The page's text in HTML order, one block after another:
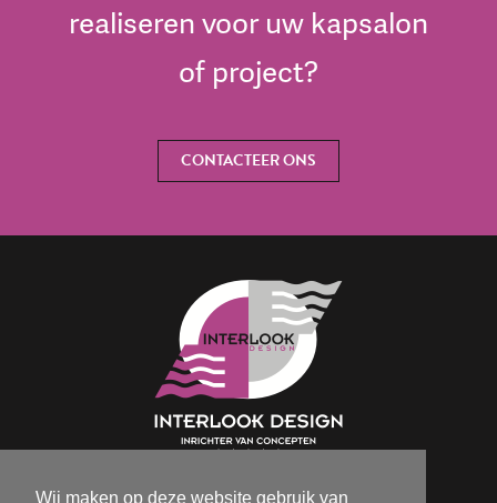
Wij maken op deze website gebruik van
realiseren voor uw kapsalon
of project?
CONTACTEER ONS